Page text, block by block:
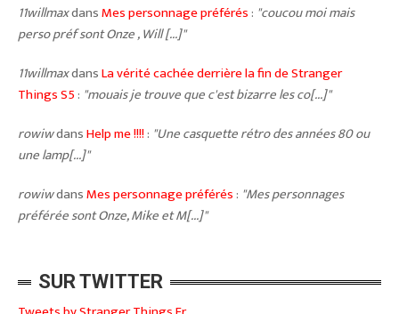
11willmaxdansMes personnage préférés : "coucou moi mais
perso préf sont Onze , Will [...]"
11willmaxdansLa vérité cachée derrière la fin de Stranger
Things S5 : "mouais je trouve que c'est bizarre les co[...]"
rowiwdansHelp me !!!!: "Une casquette rétro des années 80 ou
une lamp[...]"
rowiwdansMes personnage préférés : "Mes personnages
préférée sont Onze, Mike et M[...]"
SUR TWITTER